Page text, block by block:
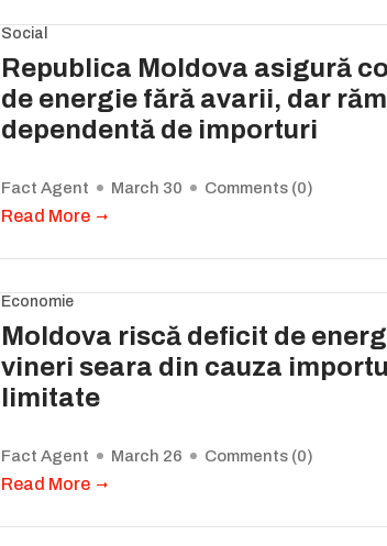
Social
Republica Moldova asigură
de energie fără avarii, dar
dependentă de importuri
Fact Agent March 30 Comments (0)
Read More
Economie
Moldova riscă deficit de
vineri seara din cauza
limitate
Fact Agent March 26 Comments (0)
Read More